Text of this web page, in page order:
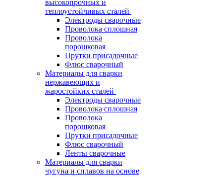
высокопрочных и
теплоустойчивых сталей
Электроды сварочные
Проволока сплошная
Проволока
порошковая
Прутки присадочные
Флюс сварочный
Материалы для сварки
нержавеющих и
жаростойких сталей
Электроды сварочные
Проволока сплошная
Проволока
порошковая
Прутки присадочные
Флюс сварочный
Ленты сварочные
Материалы для сварки
чугуна и сплавов на основе